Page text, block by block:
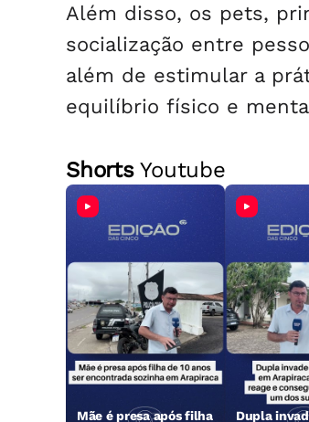
Além disso, os pets,
socialização entre
além de estimular a
equilíbrio físico e
ShortsYoutube
Mãe é presa após filha Dupla